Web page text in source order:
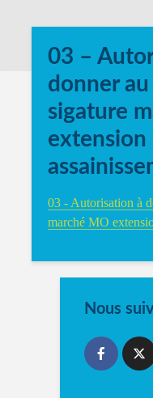
03 –
donner
sigature
extension
03 - Autorisation à
marché MO
Nous